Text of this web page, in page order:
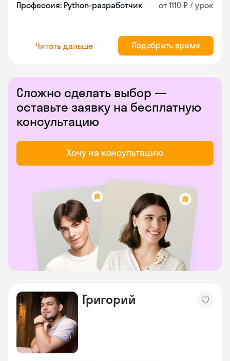
Профессия: Python-разработчик от 1110 ₽ / урок
Читать дальше Подобрать время
Сложно сделать выбор —
оставьте заявку на бесплатную
консультацию
Хочу на консультацию
Григорий